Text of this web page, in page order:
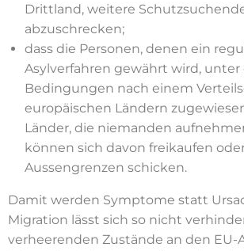
Drittland, weitere
abzuschrecken;
dass die Personen, denen ein
Asylverfahren gewährt wird, unter
Bedingungen nach einem
europäischen Ländern
Länder, die niemanden
können sich davon freikaufen
Aussengrenzen schicken.
Damit werden Symptome statt
Migration lässt sich so nicht
verheerenden Zustände an den EU-